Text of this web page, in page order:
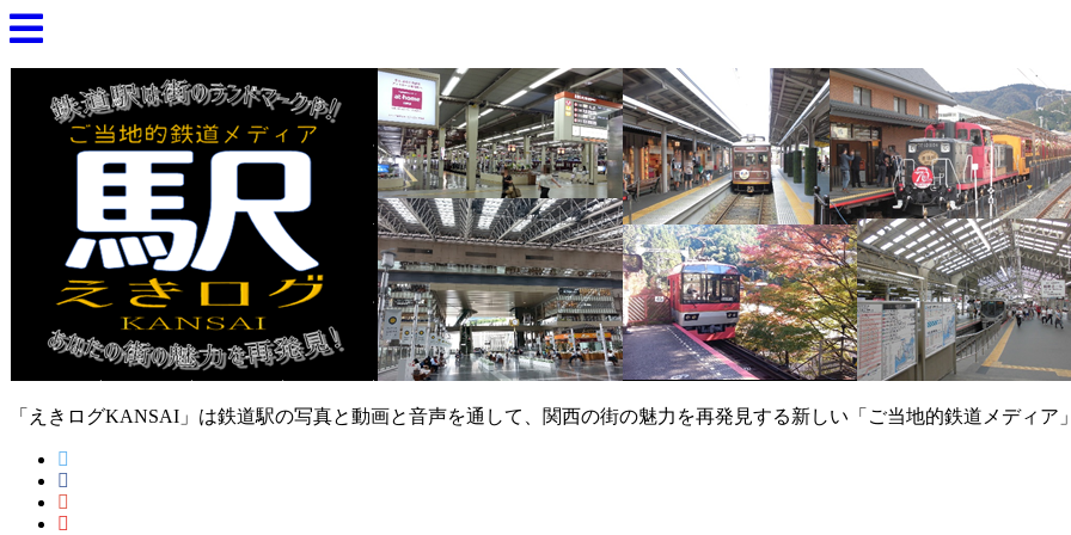
「えきログKANSAI」は鉄道駅の写真と動画と音声を通して、関西の街の魅力を再発見する新しい「ご当地的鉄道メディア